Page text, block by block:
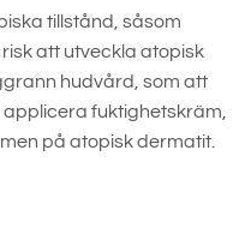
tillstånd, såsom
att utveckla atopisk
hudvård, som att
fuktighetskräm,
på atopisk dermatit.